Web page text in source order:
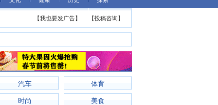
【投稿咨询】
【我也要发广告】
汽车 体育
时尚 美食